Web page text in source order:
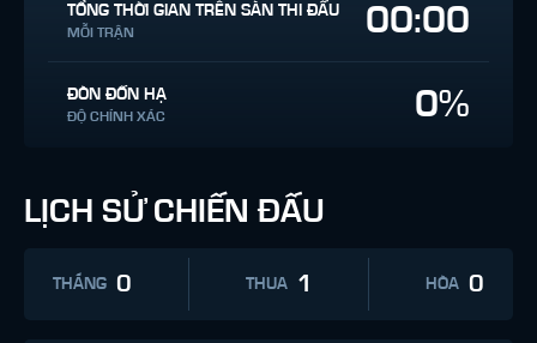
TỔNG THỜI GIAN TRÊN SÀN THI ĐẤU
MỖI TRẬN 00:00
ĐÒN ĐỐN HẠ
ĐỘ CHÍNH XÁC 0%
LỊCH SỬ CHIẾN ĐẤU
THẮNG 0 THUA 1 HÒA 0